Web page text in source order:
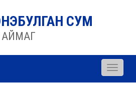
СУМ
АЙМАГ
Toggle